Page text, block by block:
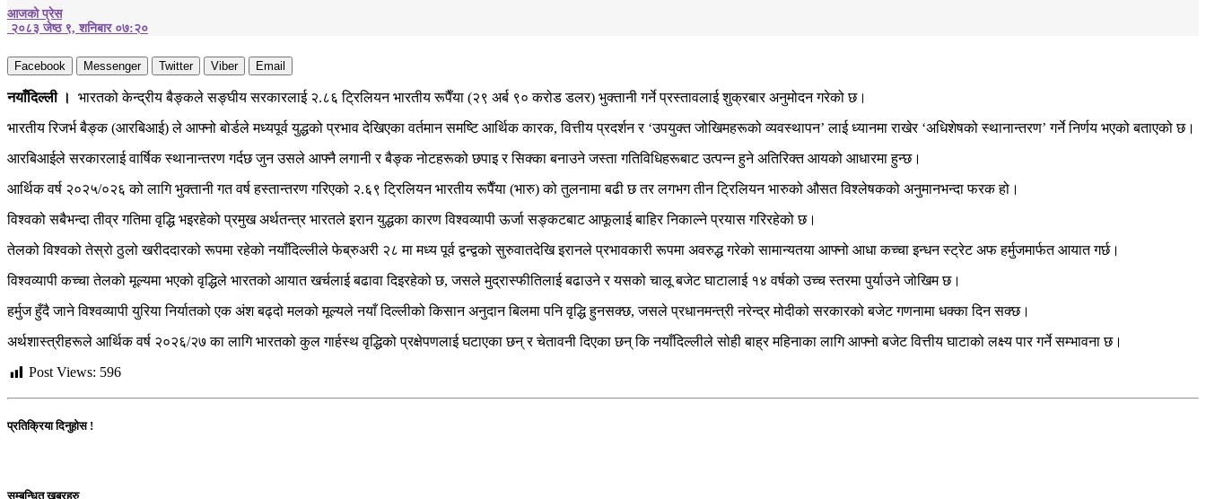
आजको प्रेस
२०८३ जेष्ठ ९, शनिबार ०७:२०
Facebook Messenger Twitter Viber Email
नयाँदिल्ली ।
भारतको केन्द्रीय बैङ्कले सङ्घीय सरकारलाई २.८६ ट्रिलियन भारतीय रूपैँया (२९ अर्ब ९० करोड डलर) भुक्तानी गर्ने प्रस्तावलाई शुक्रबार अनुमोदन गरेको छ।
भारतीय रिजर्भ बैङ्क (आरबिआई) ले आफ्नो बोर्डले मध्यपूर्व युद्धको प्रभाव देखिएका वर्तमान समष्टि आर्थिक कारक, वित्तीय प्रदर्शन र ‘उपयुक्त जोखिमहरूको व्यवस्थापन’ लाई ध्यानमा राखेर ‘अधिशेषको स्थानान्तरण’ गर्ने निर्णय भएको बताएको छ।
आरबिआईले सरकारलाई वार्षिक स्थानान्तरण गर्दछ जुन उसले आफ्नै लगानी र बैङ्क नोटहरूको छपाइ र सिक्का बनाउने जस्ता गतिविधिहरूबाट उत्पन्न हुने अतिरिक्त आयको आधारमा हुन्छ।
आर्थिक वर्ष २०२५/०२६ को लागि भुक्तानी गत वर्ष हस्तान्तरण गरिएको २.६९ ट्रिलियन भारतीय रूपैँया (भारु) को तुलनामा बढी छ तर लगभग तीन ट्रिलियन भारुको औसत विश्लेषकको अनुमानभन्दा फरक हो।
विश्वको सबैभन्दा तीव्र गतिमा वृद्धि भइरहेको प्रमुख अर्थतन्त्र भारतले इरान युद्धका कारण विश्वव्यापी ऊर्जा सङ्कटबाट आफूलाई बाहिर निकाल्ने प्रयास गरिरहेको छ।
तेलको विश्वको तेस्रो ठुलो खरीददारको रूपमा रहेको नयाँदिल्लीले फेब्रुअरी २८ मा मध्य पूर्व द्वन्द्वको सुरुवातदेखि इरानले प्रभावकारी रूपमा अवरुद्ध गरेको सामान्यतया आफ्नो आधा कच्चा इन्धन स्ट्रेट अफ हर्मुजमार्फत आयात गर्छ।
विश्वव्यापी कच्चा तेलको मूल्यमा भएको वृद्धिले भारतको आयात खर्चलाई बढावा दिइरहेको छ, जसले मुद्रास्फीतिलाई बढाउने र यसको चालू बजेट घाटालाई १४ वर्षको उच्च स्तरमा पुर्याउने जोखिम छ।
हर्मुज हुँदै जाने विश्वव्यापी युरिया निर्यातको एक अंश बढ्दो मलको मूल्यले नयाँ दिल्लीको किसान अनुदान बिलमा पनि वृद्धि हुनसक्छ, जसले प्रधानमन्त्री नरेन्द्र मोदीको सरकारको बजेट गणनामा धक्का दिन सक्छ।
अर्थशास्त्रीहरूले आर्थिक वर्ष २०२६/२७ का लागि भारतको कुल गार्हस्थ वृद्धिको प्रक्षेपणलाई घटाएका छन् र चेतावनी दिएका छन् कि नयाँदिल्लीले सोही बाह्र महिनाका लागि आफ्नो बजेट वित्तीय घाटाको लक्ष्य पार गर्ने सम्भावना छ।
Post Views: 596
प्रतिक्रिया दिनुहोस !
सम्बन्धित खबरहरु